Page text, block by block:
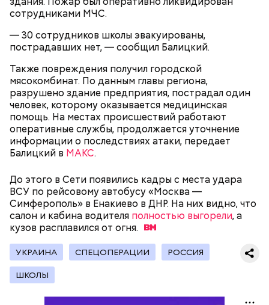
сотрудниками МЧС.
— 30 сотрудников школы эвакуированы,
пострадавших нет, — сообщил Балицкий.
Также повреждения получил городской
мясокомбинат. По данным главы региона,
разрушено здание предприятия, пострадал один
человек, которому оказывается медицинская
помощь. На местах происшествий работают
оперативные службы, продолжается уточнение
информации о последствиях атаки, передает
Балицкий в МАКС.
До этого в Сети появились кадры с места удара
ВСУ по рейсовому автобусу «Москва —
Симферополь» в Енакиево в ДНР. На них видно, что
салон и кабина водителя полностью выгорели, а
кузов расплавился от огня.
УКРАИНА СПЕЦОПЕРАЦИИ РОССИЯ
ШКОЛЫ
— Гасанов, являясь индивидуальным
предпринимателем, осуществлял
предпринимательскую деятельность в области
продажи и размещения рекламы в социальных
сетях. С целью сокрытия своих доходов часть
денежных средств от спонсоров розыгрышей,
покупателей различных мотивационных курсов и
прогнозов ставок на спорт Гасанов получал на
свои личные лицевые счета как физического лица, а
Родственники обналичивали деньги и возвращали
их Гасанову. А чтобы пользоваться деньгами и не
вызвать подозрений у налоговой, Гасанов либо
распределял их между еще несколькими счетами,
либопокупал на них квартиры.
Миссюры Константин. 3 февраля того же года,
когда молодые люди ехали вместе в машине,
подозреваемый угостил приятеля морсом с
этиленгликолем. Через два дня Константин умер в
больнице.
через сутки... Его увезли в больницу,
реанимировали, и там он скончался, — рассказывал
Миссюра на допросе.